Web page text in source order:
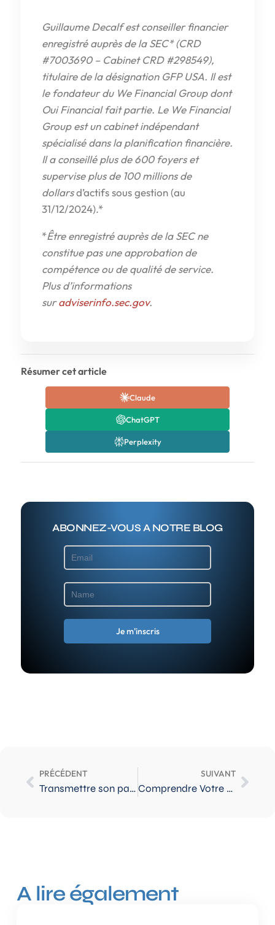
Guillaume Decalf est conseiller financier
enregistré auprès de la SEC* (CRD
#7003690 – Cabinet CRD #298549),
titulaire de la désignation GFP USA. Il est
le fondateur du We Financial Group dont
Oui Financial fait partie. Le We Financial
Group est un cabinet indépendant
spécialisé dans la planification financière.
Il a conseillé plus de 600 foyers et
supervise plus de 100 millions de
dollarsd’actifs sous gestion (au
31/12/2024).*
*Être enregistré auprès de la SEC ne
constitue pas une approbation de
compétence ou de qualité de service.
Plus d’informations
suradviserinfo.sec.gov.
Résumer cet article
Claude
ChatGPT
Perplexity
ABONNEZ-VOUS A NOTRE BLOG
PRÉCÉDENT
Transmettre son patrimoine aux États-Unis : guide 2026
SUIVANT
Comprendre Votre Statut Fiscal aux États-Unis : résident ou pas ?
A lire également